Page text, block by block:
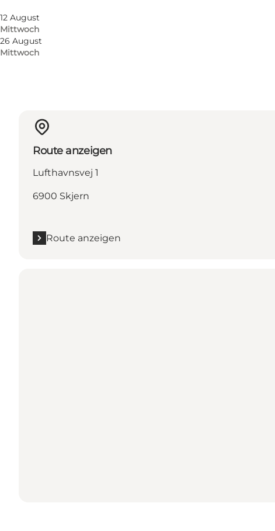
12 August
Mittwoch
26 August
Mittwoch
Route anzeigen
Lufthavnsvej 1
6900 Skjern
Route anzeigen